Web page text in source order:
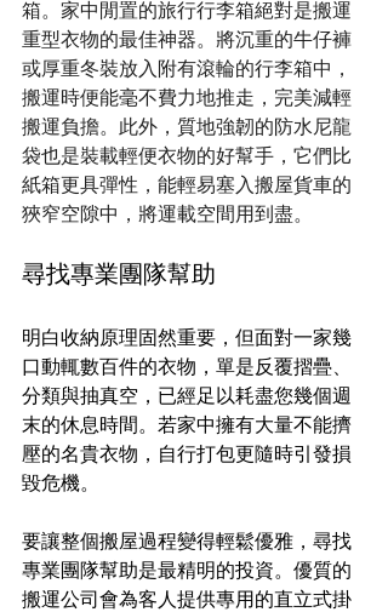
箱。家中閒置的旅行行李箱絕對是搬運
重型衣物的最佳神器。將沉重的牛仔褲
或厚重冬裝放入附有滾輪的行李箱中，
搬運時便能毫不費力地推走，完美減輕
搬運負擔。此外，質地強韌的防水尼龍
袋也是裝載輕便衣物的好幫手，它們比
紙箱更具彈性，能輕易塞入搬屋貨車的
狹窄空隙中，將運載空間用到盡。
尋找專業團隊幫助
明白收納原理固然重要，但面對一家幾
口動輒數百件的衣物，單是反覆摺疊、
分類與抽真空，已經足以耗盡您幾個週
末的休息時間。若家中擁有大量不能擠
壓的名貴衣物，自行打包更隨時引發損
毀危機。
要讓整個搬屋過程變得輕鬆優雅，尋找
專業團隊幫助是最精明的投資。優質的
搬運公司會為客人提供專用的直立式掛